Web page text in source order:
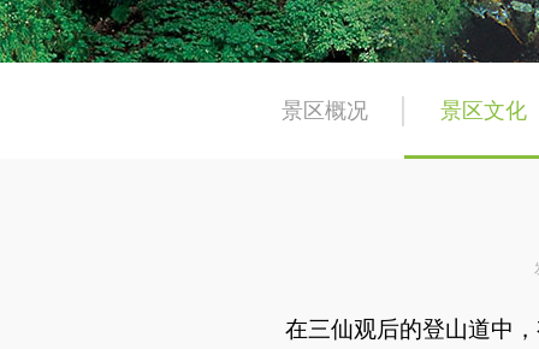
景区概况 景区文化
在三仙观后的登山道中